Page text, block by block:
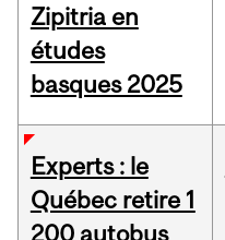
Zipitria en
études
basques 2025
Experts : le
Québec retire 1
200 autobus